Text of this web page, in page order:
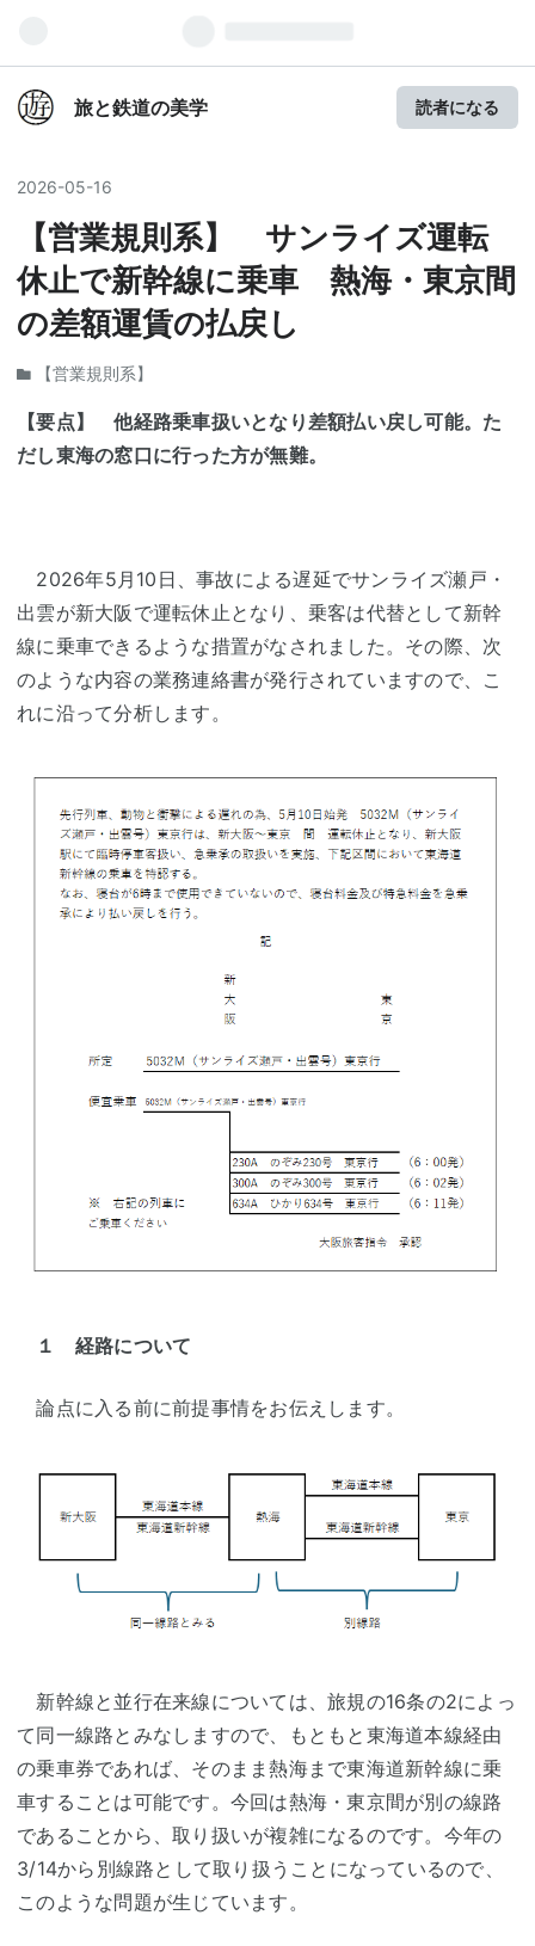
旅と鉄道の美学 読者になる
2026-05-16
【営業規則系】 サンライズ運転
休止で新幹線に乗車 熱海・東京間
の差額運賃の払戻し
【営業規則系】
【要点】 他経路乗車扱いとなり差額払い戻し可能。た
だし東海の窓口に行った方が無難。
2026年5月10日、事故による遅延でサンライズ瀬戸・
出雲が新大阪で運転休止となり、乗客は代替として新幹
線に乗車できるような措置がなされました。その際、次
のような内容の業務連絡書が発行されていますので、こ
れに沿って分析します。
１ 経路について
論点に入る前に前提事情をお伝えします。
新幹線と並行在来線については、旅規の16条の2によっ
て同一線路とみなしますので、もともと東海道本線経由
の乗車券であれば、そのまま熱海まで東海道新幹線に乗
車することは可能です。今回は熱海・東京間が別の線路
であることから、取り扱いが複雑になるのです。今年の
3/14から別線路として取り扱うことになっているので、
このような問題が生じています。